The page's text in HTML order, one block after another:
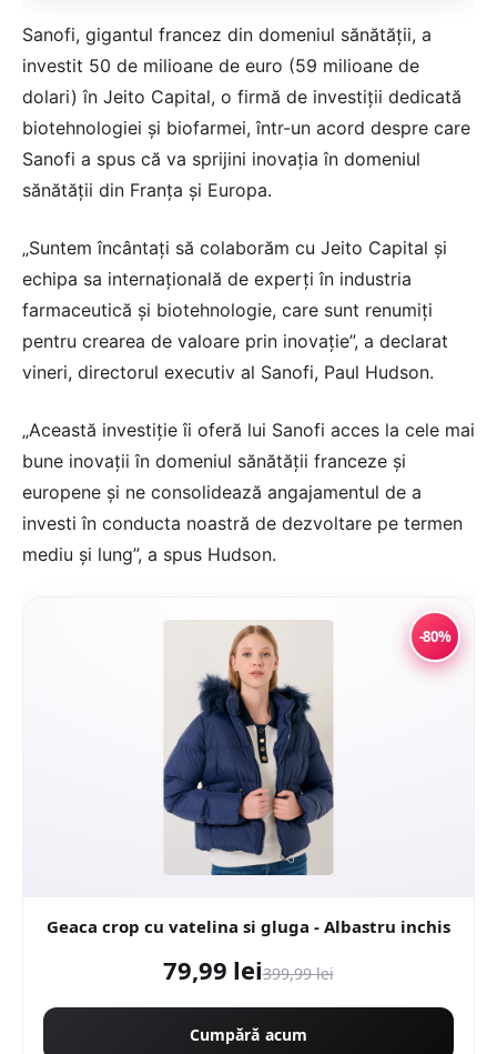
Sanofi, gigantul francez din domeniul sănătății, a
investit 50 de milioane de euro (59 milioane de
dolari) în Jeito Capital, o firmă de investiții dedicată
biotehnologiei și biofarmei, într-un acord despre care
Sanofi a spus că va sprijini inovația în domeniul
sănătății din Franța și Europa.
„Suntem încântați să colaborăm cu Jeito Capital și
echipa sa internațională de experți în industria
farmaceutică și biotehnologie, care sunt renumiți
pentru crearea de valoare prin inovație”, a declarat
vineri, directorul executiv al Sanofi, Paul Hudson.
„Această investiție îi oferă lui Sanofi acces la cele mai
bune inovații în domeniul sănătății franceze și
europene și ne consolidează angajamentul de a
investi în conducta noastră de dezvoltare pe termen
mediu și lung”, a spus Hudson.
-80%
Geaca crop cu vatelina si gluga - Albastru inchis
79,99 lei399,99 lei
Cumpără acum